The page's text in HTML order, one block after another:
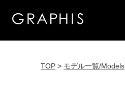
TOP > モデル一覧/Models